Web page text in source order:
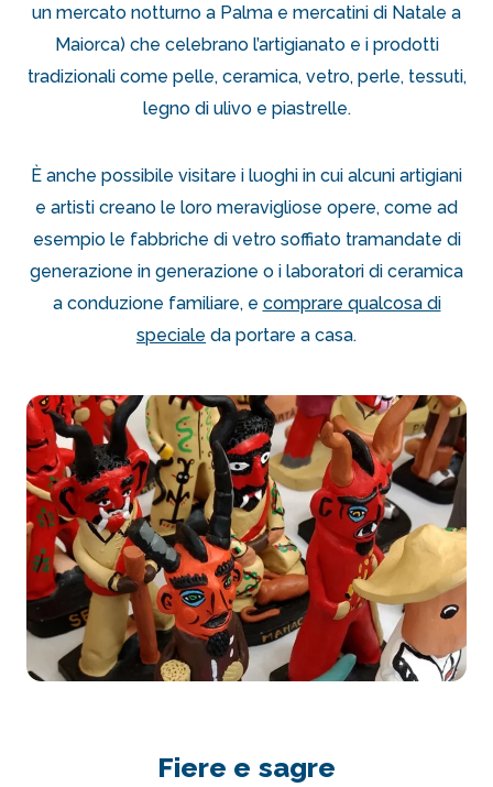
un mercato notturno a Palma e mercatini di Natale a
Maiorca) che celebrano l’artigianato e i prodotti
tradizionali come pelle, ceramica, vetro, perle, tessuti,
legno di ulivo e piastrelle.
È anche possibile visitare i luoghi in cui alcuni artigiani
e artisti creano le loro meravigliose opere, come ad
esempio le fabbriche di vetro soffiato tramandate di
generazione in generazione o i laboratori di ceramica
a conduzione familiare, e comprare qualcosa di
speciale da portare a casa.
Fiere e sagre